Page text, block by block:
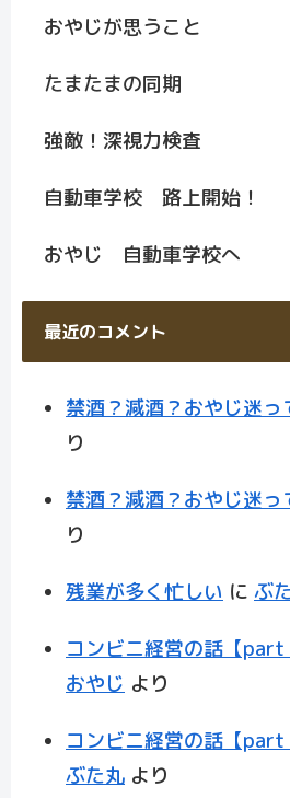
おやじが思うこと
たまたまの同期
強敵！深視力検査
自動車学校 路上開始！
おやじ 自動車学校へ
最近のコメント
禁酒？減酒？おやじ迷っ
り
禁酒？減酒？おやじ迷っ
り
残業が多く忙しい に ぶ
コンビニ経営の話【part
おやじ より
コンビニ経営の話【part
ぶた丸 より